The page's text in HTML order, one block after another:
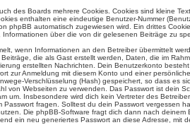
des Boards mehrere Cookies. Cookies sind kleine
enthalten eine eindeutige Benutzer-Nummer
phpBB automatisch zugewiesen wird. Ein drittes
über die von dir gelesenen Beiträge zu
wenn Informationen an den Betreiber übermittelt
die als Gast erstellt werden, Daten, die im
erstellten Nachrichten. Dein Benutzerkonto
zur Anmeldung mit diesem Konto und einer
Verschlüsselung (Hash) gespeichert, so dass es
von Webseiten zu verwenden. Das Passwort ist dein
um. Insbesondere wird dich kein Vertreter des
Passwort fragen. Solltest du dein Passwort vergessen
Die phpBB-Software fragt dich dann nach deinem
ein neu generiertes Passwort an diese Adresse, mit